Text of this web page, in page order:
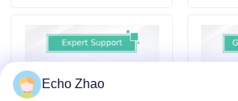
Υποθέσεις
Ζητήστε μια προσφορά
Echo Zhao